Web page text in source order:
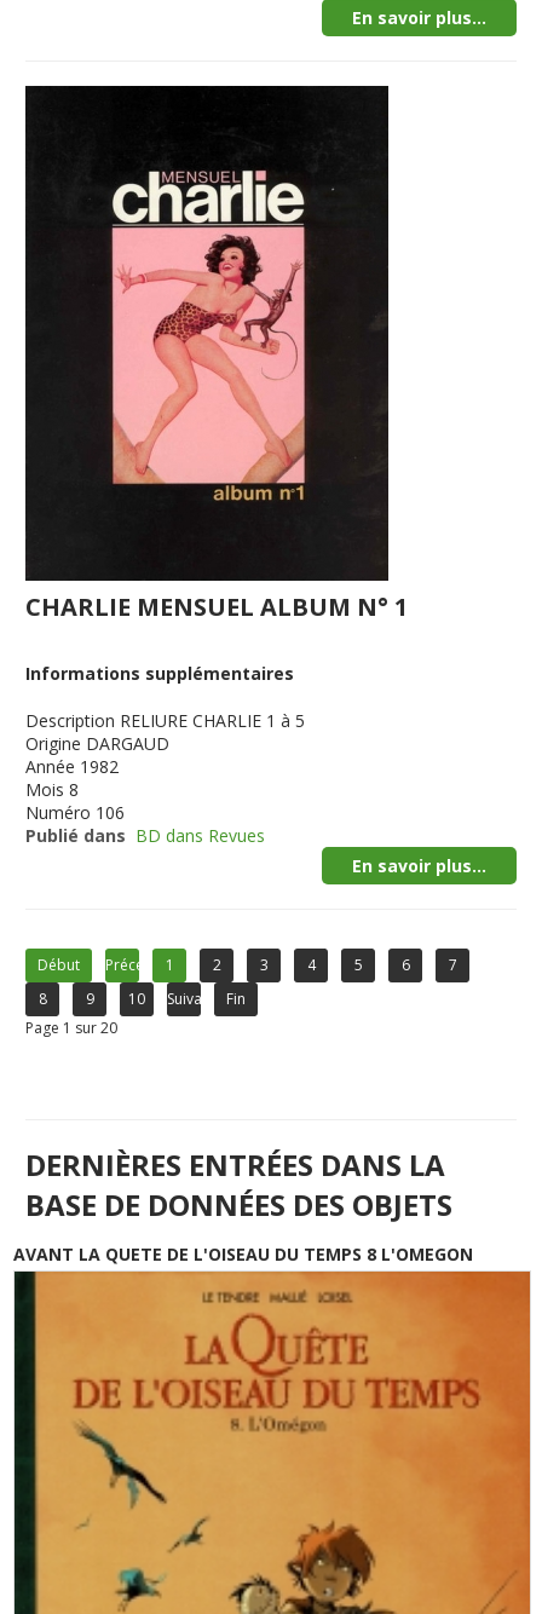
En savoir plus...
CHARLIE MENSUEL ALBUM N° 1
Informations supplémentaires
Description RELIURE CHARLIE 1 à 5
Origine DARGAUD
Année 1982
Mois 8
Numéro 106
Publié dans BD dans Revues
En savoir plus...
Début Précédent1 2 3 4 5 6
7
8
9 10 Suivant
Fin
Page 1 sur 20
DERNIÈRES ENTRÉES DANS LA
BASE DE DONNÉES DES OBJETS
AVANT LA QUETE DE L'OISEAU DU TEMPS 8 L'OMEGON